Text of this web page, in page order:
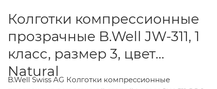
Колготки компрессионные
прозрачные B.Well JW-311, 1
класс, размер 3, цвет
Natural
B.Well Swiss AG Колготки компрессионные